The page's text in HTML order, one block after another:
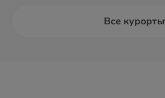
Все курорты